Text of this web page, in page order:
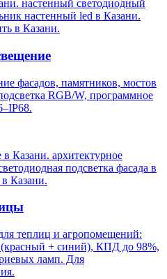
настенный светодиодный
настенный led в Казани.
в Казани.
фасадов, памятников, мостов
RGB/W, программное
Казани. архитектурное
подсветка фасада в
в Казани.
теплиц и агропомещений:
(красный + синий), КПД до 98%,
ламп. Для